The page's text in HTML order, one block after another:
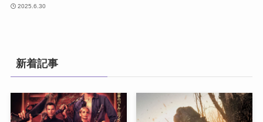
2025.6.30
新着記事